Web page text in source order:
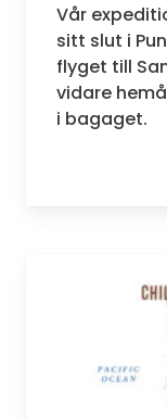
Vår
sitt slut i
flyget till
vidare
i bagaget.